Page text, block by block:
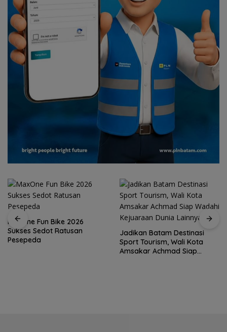
MaxOne Fun Bike 2026
Sukses Sedot Ratusan
Pesepeda
Jadikan Batam Destinasi
Sport Tourism, Wali Kota
Amsakar Achmad Siap